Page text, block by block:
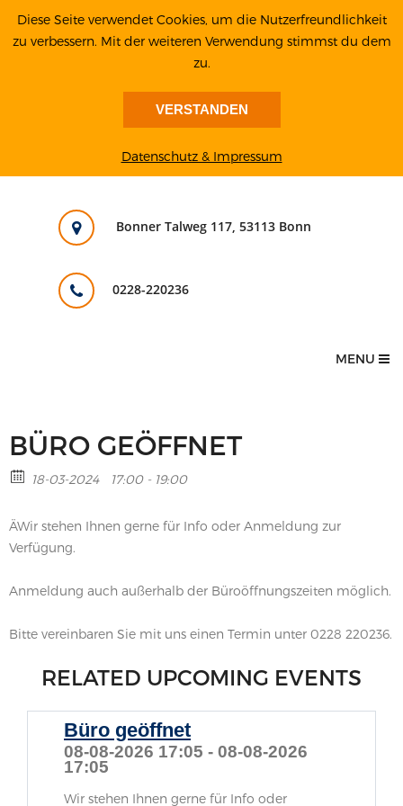
Bonner Talweg 117, 53113 Bonn
0228-220236
MENU
BÜRO GEÖFFNET
18-03-2024 17:00 - 19:00
ÄWir stehen Ihnen gerne für Info oder Anmeldung zur
Verfügung.
Anmeldung auch außerhalb der Büroöffnungszeiten möglich.
Bitte vereinbaren Sie mit uns einen Termin unter 0228 220236.
RELATED UPCOMING EVENTS
Büro geöffnet
08-08-2026 17:05 - 08-08-2026
17:05
Wir stehen Ihnen gerne für Info oder
Diese Seite verwendet Cookies, um die Nutzerfreundlichkeit
zu verbessern. Mit der weiteren Verwendung stimmst du dem
zu.
VERSTANDEN
Datenschutz & Impressum